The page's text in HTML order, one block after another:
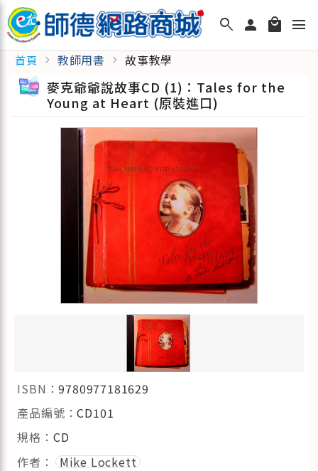
search person local_mall menu
首頁 chevron_right 教師用書 chevron_right 故事教學
麥克爺爺說故事CD (1)：Tales for the
Young at Heart (原裝進口)
ISBN：9780977181629
產品編號：CD101
規格： CD
作者：
Mike Lockett